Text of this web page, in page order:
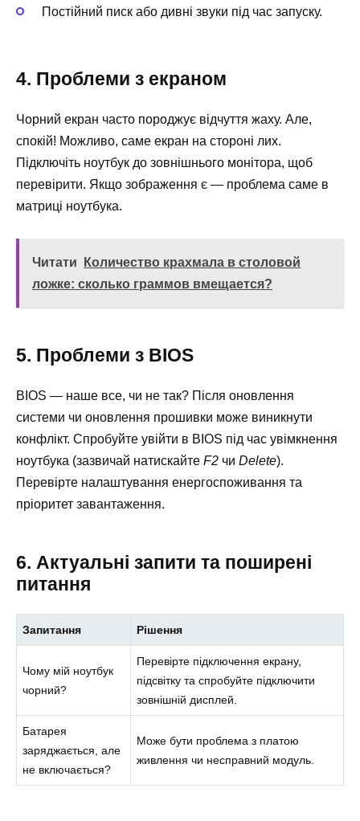
Постійний писк або дивні звуки під час запуску.
4. Проблеми з екраном
Чорний екран часто породжує відчуття жаху. Але,
спокій! Можливо, саме екран на стороні лих.
Підключіть ноутбук до зовнішнього монітора, щоб
перевірити. Якщо зображення є — проблема саме в
матриці ноутбука.
Читати
Количество крахмала в столовой
ложке: сколько граммов вмещается?
5. Проблеми з BIOS
BIOS — наше все, чи не так? Після оновлення
системи чи оновлення прошивки може виникнути
конфлікт. Спробуйте увійти в BIOS під час увімкнення
ноутбука (зазвичай натискайте F2 чи Delete).
Перевірте налаштування енергоспоживання та
пріоритет завантаження.
6. Актуальні запити та поширені
питання
Запитання Рішення
Чому мій ноутбук
чорний?
Перевірте підключення екрану,
підсвітку та спробуйте підключити
зовнішній дисплей.
Батарея
заряджається, але
не включається?
Може бути проблема з платою
живлення чи несправний модуль.